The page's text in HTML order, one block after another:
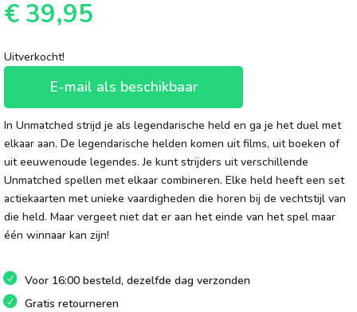
€ 39,95
Uitverkocht!
E-mail als beschikbaar
In Unmatched strijd je als legendarische held en ga je het duel met
elkaar aan. De legendarische helden komen uit films, uit boeken of
uit eeuwenoude legendes. Je kunt strijders uit verschillende
Unmatched spellen met elkaar combineren. Elke held heeft een set
actiekaarten met unieke vaardigheden die horen bij de vechtstijl van
die held. Maar vergeet niet dat er aan het einde van het spel maar
één winnaar kan zijn!
Voor 16:00 besteld, dezelfde dag verzonden
Gratis retourneren